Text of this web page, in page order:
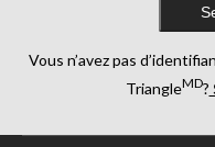
Vous n’avez pas
TriangleMD?